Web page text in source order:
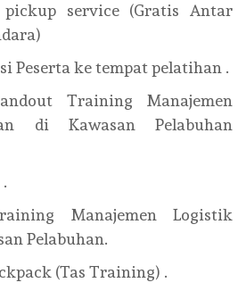
pickup service (Gratis Antar
Peserta ke tempat pelatihan .
Training Manajemen
di Kawasan Pelabuhan
Manajemen Logistik
Pelabuhan.
(Tas Training) .